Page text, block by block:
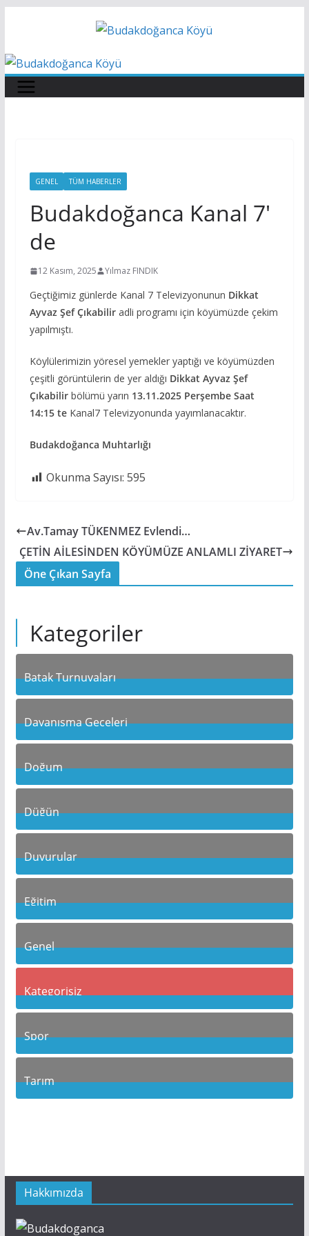
content
GENEL TÜM HABERLER
Budakdoğanca Kanal 7′
de
12 Kasım, 2025 Yılmaz FINDIK
Geçtiğimiz günlerde Kanal 7 Televizyonunun Dikkat
Ayvaz Şef Çıkabiliradli programı için köyümüzde çekim
yapılmıştı.
Köylülerimizin yöresel yemekler yaptığı ve köyümüzden
çeşitli görüntülerin de yer aldığı Dikkat Ayvaz Şef
Çıkabilirbölümü yarın 13.11.2025 Perşembe Saat
14:15 teKanal7 Televizyonunda yayımlanacaktır.
Budakdoğanca Muhtarlığı
Okunma Sayısı: 595
Av.Tamay TÜKENMEZ Evlendi…
ÇETİN AİLESİNDEN KÖYÜMÜZE ANLAMLI ZİYARET
Öne Çıkan Sayfa
Kategoriler
Batak Turnuvaları
10Posts
Dayanışma Geceleri
19Posts
Doğum
10Posts
Düğün
10Posts
Duyurular
1Posts
Eğitim
22Posts
Genel
115Posts
Kategorisiz
3Posts
Spor
17Posts
Tarım
Hakkımızda